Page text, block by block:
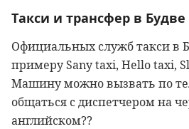
Такси и трансфер в Будве
Официальных служб такси в
примеру Sany taxi, Hello taxi,
Машину можно вызвать по
общаться с диспетчером на
английском??